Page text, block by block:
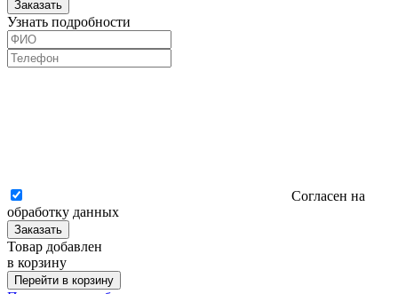
Заказать
Узнать подробности
Согласен на
обработку данных
Заказать
Товар добавлен
в корзину
Перейти в корзину